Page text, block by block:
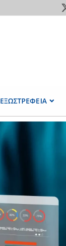
ΕΞΩΣΤΡΕΦΕΙΑ